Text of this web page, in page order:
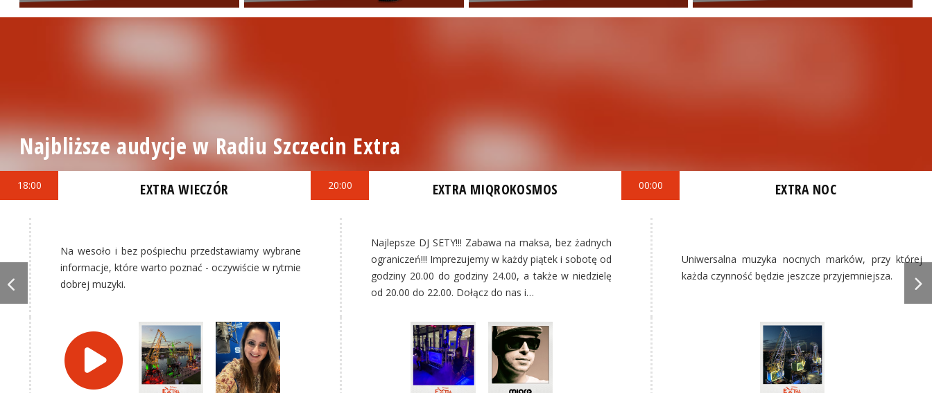
Najbliższe audycje w Radiu Szczecin Extra
18:00 EXTRA WIECZÓR
Na wesoło i bez pośpiechu przedstawiamy wybrane
informacje, które warto poznać - oczywiście w rytmie
dobrej muzyki.
20:00 EXTRA MIQROKOSMOS
Najlepsze DJ SETY!!! Zabawa na maksa, bez żadnych
ograniczeń!!! Imprezujemy w każdy piątek i sobotę od
godziny 20.00 do godziny 24.00, a także w niedzielę
od 20.00 do 22.00. Dołącz do nas i…
00:00 EXTRA NOC
Uniwersalna muzyka nocnych marków, przy której
każda czynność będzie jeszcze przyjemniejsza.